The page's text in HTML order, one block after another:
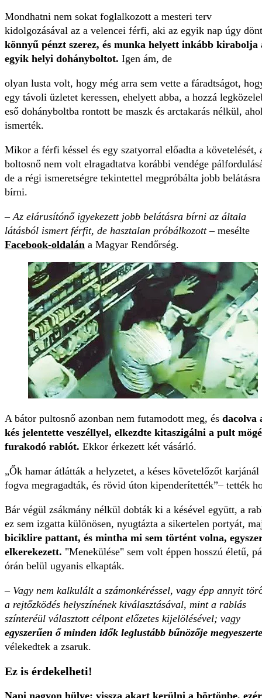
Mondhatni nem sokat foglalkozott a mesteri terv
kidolgozásával az a velencei férfi, aki az egyik nap úgy
könnyű pénzt szerez, és munka helyett inkább kirabolja
egyik helyi dohányboltot. Igen ám, de
olyan lusta volt, hogy még arra sem vette a fáradtságot,
egy távoli üzletet keressen, ehelyett abba, a hozzá
eső dohányboltba rontott be maszk és arctakarás nélkül,
ismerték.
Mikor a férfi késsel és egy szatyorral előadta a követelését,
boltosnő nem volt elragadtatva korábbi vendége
de a régi ismeretségre tekintettel megpróbálta jobb belátásra
bírni.
–Az elárusítónő igyekezett jobb belátásra bírni az általa
látásból ismert férfit, de hasztalan próbálkozott– mesélte
Facebook-oldalán a Magyar Rendőrség.
A bátor pultosnő azonban nem futamodott meg, és dacolva
kés jelentette veszéllyel, elkezdte kitaszigálni a pult mögé
furakodó rablót. Ekkor érkezett két vásárló.
Ők hamar átlátták a helyzetet, a késes követelőzőt karjánál
fogva megragadták, és rövid úton kipenderítették – tették
Bár végül zsákmány nélkül dobták ki a késével együtt, a
ez sem izgatta különösen, nyugtázta a sikertelen portyát,
biciklire pattant, és mintha mi sem történt volna,
elkerekezett. "Menekülése" sem volt éppen hosszú életű,
órán belül ugyanis elkapták.
– Vagy nem kalkulált a számonkéréssel, vagy épp annyit
a rejtőzködés helyszínének kiválasztásával, mint a rablás
színteréül választott célpont előzetes kijelölésével; vagy
egyszerűen ő minden idők leglustább bűnözője megyeszerte
vélekedtek a zsaruk.
Ez is érdekelheti!